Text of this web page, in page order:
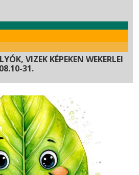
VIZEK KÉPEKEN WEKERLEI
31.